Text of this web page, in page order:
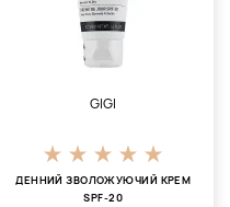
GIGI
ДЕННИЙ ЗВОЛОЖУЮЧИЙ КРЕМ
SPF-20